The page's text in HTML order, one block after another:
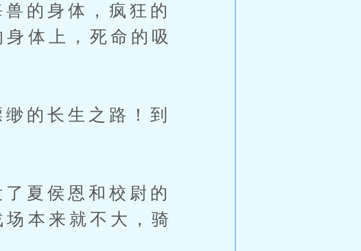
的身体，疯狂的
体上，死命的吸
长生之路！到
夏侯恩和校尉的
本来就不大，骑